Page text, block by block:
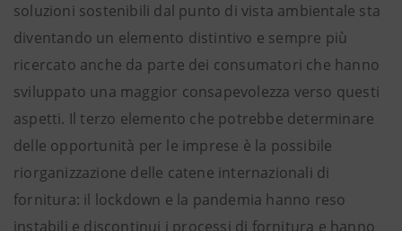
soluzioni sostenibili dal punto di vista ambientale sta
diventando un elemento distintivo e sempre più
ricercato anche da parte dei consumatori che hanno
sviluppato una maggior consapevolezza verso questi
aspetti. Il terzo elemento che potrebbe determinare
delle opportunità per le imprese è la possibile
riorganizzazione delle catene internazionali di
fornitura: il lockdown e la pandemia hanno reso
instabili e discontinui i processi di fornitura e hanno